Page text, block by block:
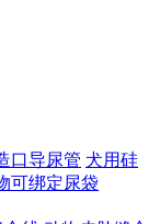
口导尿管 犬用硅
可绑定尿袋